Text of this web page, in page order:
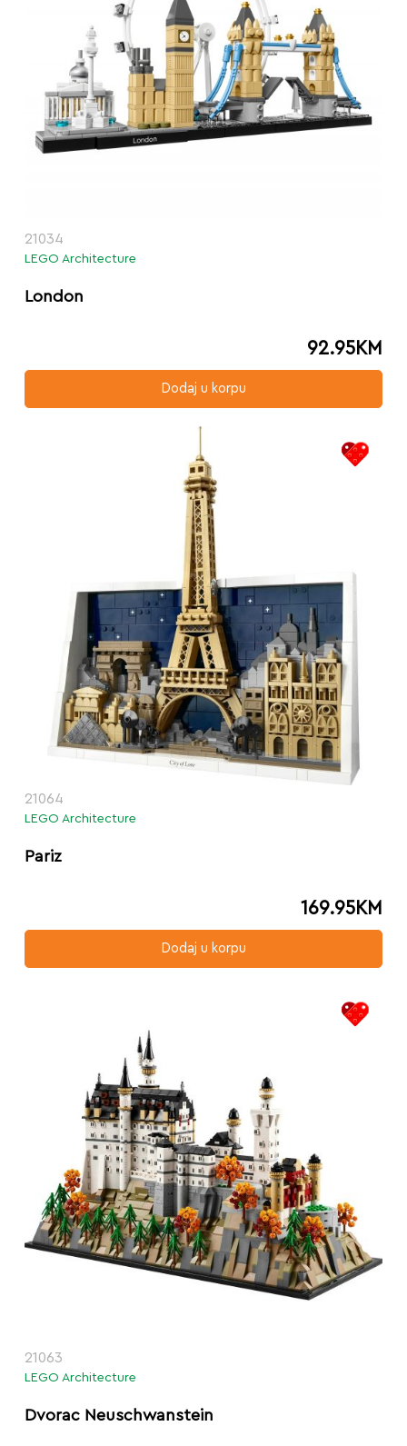
21034
LEGO Architecture
London
92.95KM
Dodaj u korpu
21064
LEGO Architecture
Pariz
169.95KM
Dodaj u korpu
21063
LEGO Architecture
Dvorac Neuschwanstein